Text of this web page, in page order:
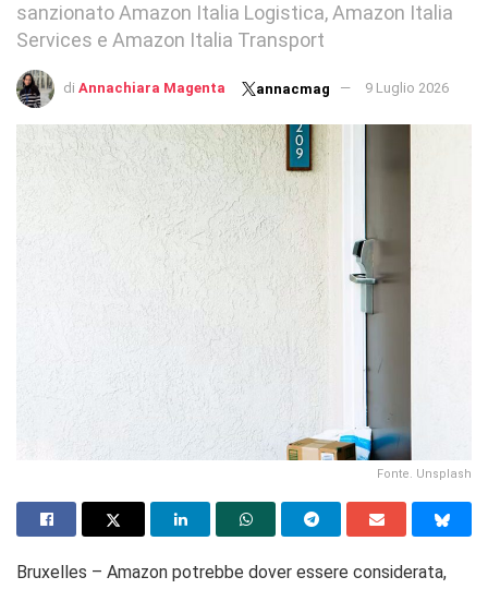
sanzionato Amazon Italia Logistica, Amazon Italia
Services e Amazon Italia Transport
di Annachiara Magenta annacmag 9 Luglio 2026
Fonte. Unsplash
Bruxelles – Amazon potrebbe dover essere considerata,